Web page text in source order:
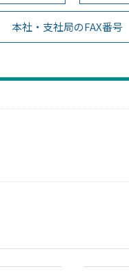
本社・支社局のFAX番号